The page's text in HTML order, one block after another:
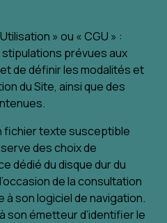
» ou « CGU » :
prévues aux
de définir les modalités et
du Site, ainsi que des
fichier texte susceptible
des choix de
dédié du disque dur du
de la consultation
à son logiciel de navigation.
son émetteur d’identifier le